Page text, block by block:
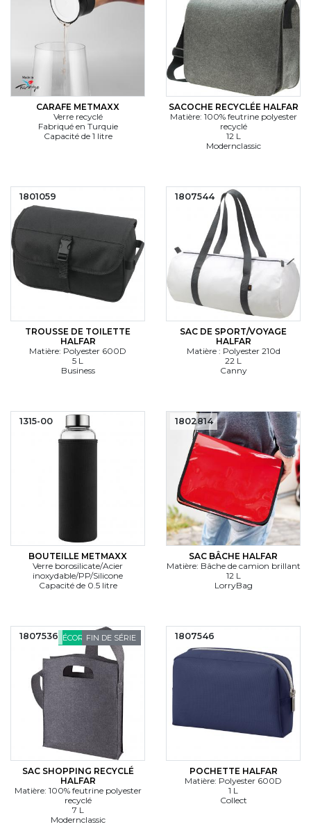
CARAFE METMAXX
Verre recyclé
Fabriqué en Turquie
Capacité de 1 litre
SACOCHE RECYCLÉE HALFAR
Matière: 100% feutrine polyester
recyclé
12 L
Modernclassic
TROUSSE DE TOILETTE
HALFAR
Matière: Polyester 600D
5 L
Business
1801059
SAC DE SPORT/VOYAGE
HALFAR
Matière : Polyester 210d
22 L
Canny
1807544
BOUTEILLE METMAXX
Verre borosilicate/Acier
inoxydable/PP/Silicone
Capacité de 0.5 litre
1315-00
SAC BÂCHE HALFAR
Matière: Bâche de camion brillant
12 L
LorryBag
1802814
ÉCORESPONSABLE
FIN DE SÉRIE
SAC SHOPPING RECYCLÉ
HALFAR
Matière: 100% feutrine polyester
recyclé
7 L
Modernclassic
1807536
POCHETTE HALFAR
Matière: Polyester 600D
1 L
Collect
1807546